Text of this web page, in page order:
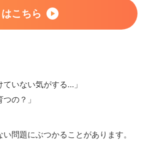
こちら
いない気がする…」
の？」
問題にぶつかることがあります。